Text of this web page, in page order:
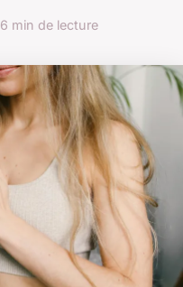
6 min de lecture